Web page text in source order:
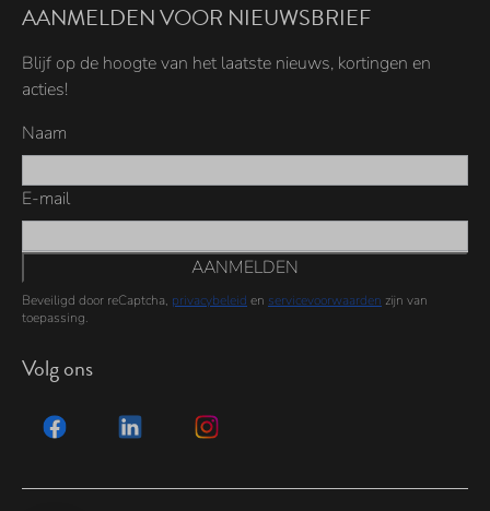
AANMELDEN VOOR NIEUWSBRIEF
Blijf op de hoogte van het laatste nieuws, kortingen en
acties!
Naam
E-mail
AANMELDEN
Beveiligd door reCaptcha, privacybeleid en servicevoorwaarden zijn van
toepassing.
Volg ons